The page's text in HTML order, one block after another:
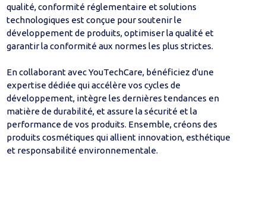
qualité, conformité réglementaire et solutions
technologiques est conçue pour soutenir le
développement de produits, optimiser la qualité et
garantir la conformité aux normes les plus strictes.
En collaborant avec YouTechCare, bénéficiez d'une
expertise dédiée qui accélère vos cycles de
développement, intègre les dernières tendances en
matière de durabilité, et assure la sécurité et la
performance de vos produits. Ensemble, créons des
produits cosmétiques qui allient innovation, esthétique
et responsabilité environnementale.